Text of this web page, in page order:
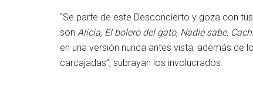
“Se parte de este Desconcierto y goza con
son Alicia, El bolero del gato, Nadie sabe,
en una versión nunca antes vista, además de
carcajadas”, subrayan los involucrados.